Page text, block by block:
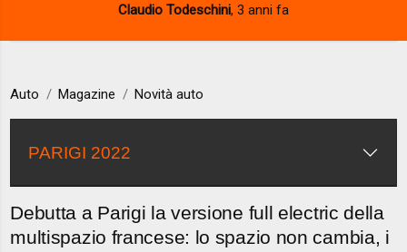
Claudio Todeschini, 3 anni fa
Auto Magazine Novità auto
PARIGI 2022
Debutta a Parigi la versione full electric della
multispazio francese: lo spazio non cambia, i